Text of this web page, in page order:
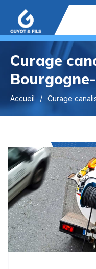
Curage
Accueil Curage